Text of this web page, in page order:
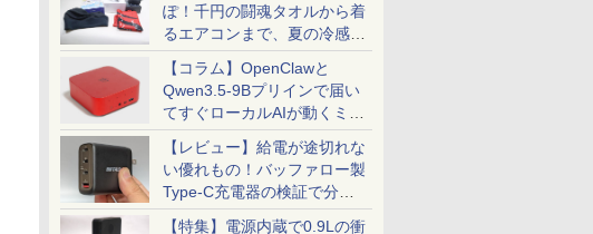
ぽ！千円の闘魂タオルから着
るエアコンまで、夏の冷感グ
ッズ一挙紹介
【コラム】OpenClawと
Qwen3.5-9Bプリインで届い
てすぐローカルAIが動くミニ
PC「SER9 Pro」
【レビュー】給電が途切れな
い優れもの！バッファロー製
Type-C充電器の検証で分か
ったこと
【特集】電源内蔵で0.9Lの衝